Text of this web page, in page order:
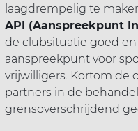
laagdrempelig te
API (Aanspreekpunt
de clubsituatie goed en
aanspreekpunt voor
vrijwilligers. Kortom de
partners in de
grensoverschrijdend